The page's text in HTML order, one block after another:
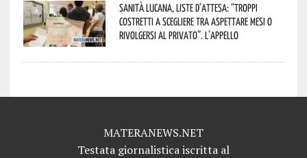
Sanità lucana, liste d’attesa: “Troppi
costretti a scegliere tra aspettare mesi o
rivolgersi al privato”. L’appello
MATERANEWS.NET
Testata giornalistica iscritta al